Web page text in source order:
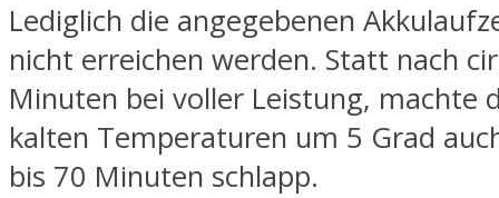
Lediglich die angegebenen
nicht erreichen werden. Statt nach
Minuten bei voller Leistung, machte
kalten Temperaturen um 5 Grad
bis 70 Minuten schlapp.